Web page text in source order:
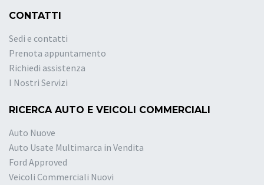
CONTATTI
Sedi e contatti
Prenota appuntamento
Richiedi assistenza
I Nostri Servizi
RICERCA AUTO E VEICOLI COMMERCIALI
Auto Nuove
Auto Usate Multimarca in Vendita
Ford Approved
Veicoli Commerciali Nuovi